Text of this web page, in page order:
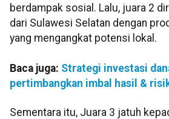
berdampak sosial. Lalu, juara 2
dari Sulawesi Selatan dengan
yang mengangkat potensi lokal.
Baca juga: Strategi investasi
pertimbangkan imbal hasil &
Sementara itu, Juara 3 jatuh